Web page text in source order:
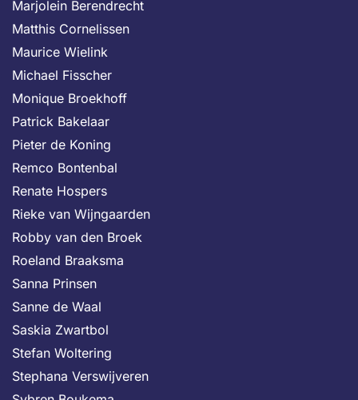
Marjolein Berendrecht
Matthis Cornelissen
Maurice Wielink
Michael Fisscher
Monique Broekhoff
Patrick Bakelaar
Pieter de Koning
Remco Bontenbal
Renate Hospers
Rieke van Wijngaarden
Robby van den Broek
Roeland Braaksma
Sanna Prinsen
Sanne de Waal
Saskia Zwartbol
Stefan Woltering
Stephana Verswijveren